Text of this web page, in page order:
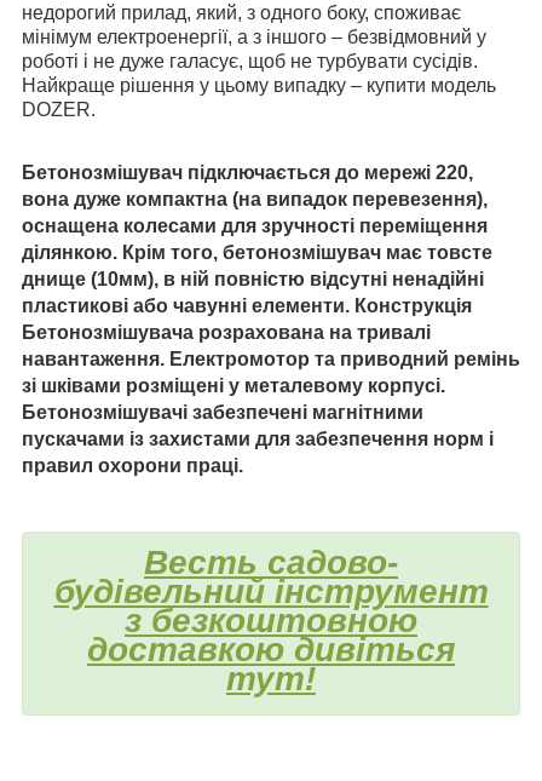
недорогий прилад, який, з одного боку, споживає
мінімум електроенергії, а з іншого – безвідмовний у
роботі і не дуже галасує, щоб не турбувати сусідів.
Найкраще рішення у цьому випадку – купити модель
DOZER.
Бетонозмішувач підключається до мережі 220,
вона дуже компактна (на випадок перевезення),
оснащена колесами для зручності переміщення
ділянкою. Крім того, бетонозмішувач має товсте
днище (10мм), в ній повністю відсутні ненадійні
пластикові або чавунні елементи. Конструкція
Бетонозмішувача розрахована на тривалі
навантаження. Електромотор та приводний ремінь
зі шківами розміщені у металевому корпусі.
Бетонозмішувачі забезпечені магнітними
пускачами із захистами для забезпечення норм і
правил охорони праці.
Весть садово-
будівельний інструмент
з безкоштовною
доставкою дивіться
тут!